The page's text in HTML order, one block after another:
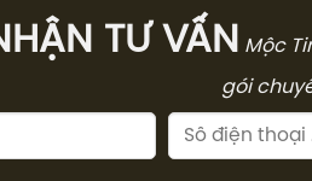
TƯ VẤN Mộc
gói